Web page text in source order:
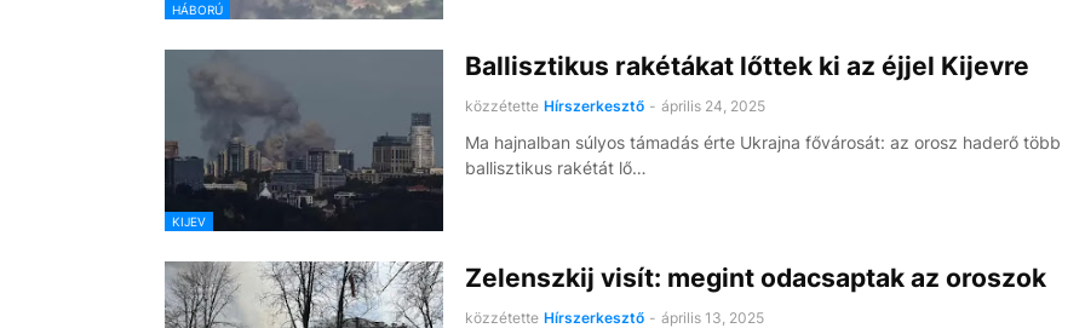
HÁBORÚ
KIJEV
Ballisztikus rakétákat lőttek ki az éjjel Kijevre
közzétette Hírszerkesztő - április 24, 2025
Ma hajnalban súlyos támadás érte Ukrajna fővárosát: az orosz haderő több
ballisztikus rakétát lő…
Zelenszkij visít: megint odacsaptak az oroszok
közzétette Hírszerkesztő - április 13, 2025